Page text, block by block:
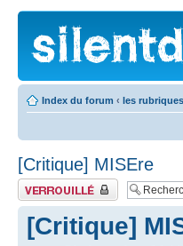
Index du forum ‹ les
[Critique] MISEre
Fil verrouillé
[Critique]